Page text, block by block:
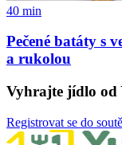
40 min
Pečené batáty s
a rukolou
Vyhrajte jídlo od
Registrovat se do